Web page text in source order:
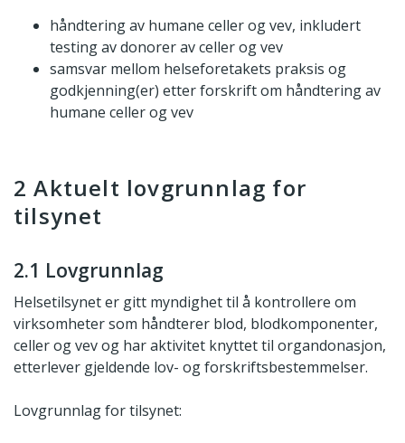
håndtering av humane celler og vev, inkludert
testing av donorer av celler og vev
samsvar mellom helseforetakets praksis og
godkjenning(er) etter forskrift om håndtering av
humane celler og vev
2 Aktuelt lovgrunnlag for
tilsynet
2.1 Lovgrunnlag
Helsetilsynet er gitt myndighet til å kontrollere om
virksomheter som håndterer blod, blodkomponenter,
celler og vev og har aktivitet knyttet til organdonasjon,
etterlever gjeldende lov- og forskriftsbestemmelser.
Lovgrunnlag for tilsynet: